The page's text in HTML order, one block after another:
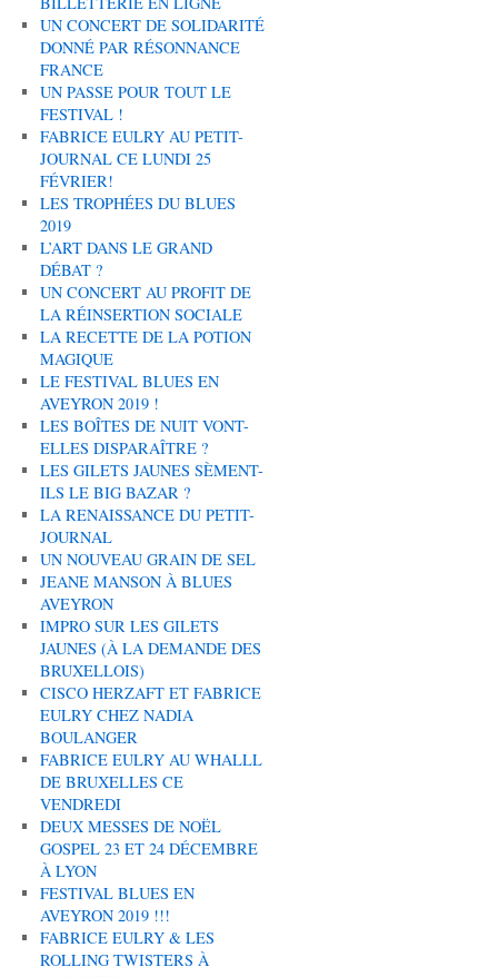
UN CONCERT DE SOLIDARITÉ
DONNÉ PAR RÉSONNANCE
FRANCE
UN PASSE POUR TOUT LE
FESTIVAL !
FABRICE EULRY AU PETIT-
JOURNAL CE LUNDI 25
FÉVRIER!
LES TROPHÉES DU BLUES
2019
L’ART DANS LE GRAND
DÉBAT ?
UN CONCERT AU PROFIT DE
LA RÉINSERTION SOCIALE
LA RECETTE DE LA POTION
MAGIQUE
LE FESTIVAL BLUES EN
AVEYRON 2019 !
LES BOÎTES DE NUIT VONT-
ELLES DISPARAÎTRE ?
LES GILETS JAUNES SÈMENT-
ILS LE BIG BAZAR ?
LA RENAISSANCE DU PETIT-
JOURNAL
UN NOUVEAU GRAIN DE SEL
JEANE MANSON À BLUES
AVEYRON
IMPRO SUR LES GILETS
JAUNES (À LA DEMANDE DES
BRUXELLOIS)
CISCO HERZAFT ET FABRICE
EULRY CHEZ NADIA
BOULANGER
FABRICE EULRY AU WHALLL
DE BRUXELLES CE
VENDREDI
DEUX MESSES DE NOËL
GOSPEL 23 ET 24 DÉCEMBRE
À LYON
FESTIVAL BLUES EN
AVEYRON 2019 !!!
FABRICE EULRY & LES
ROLLING TWISTERS À